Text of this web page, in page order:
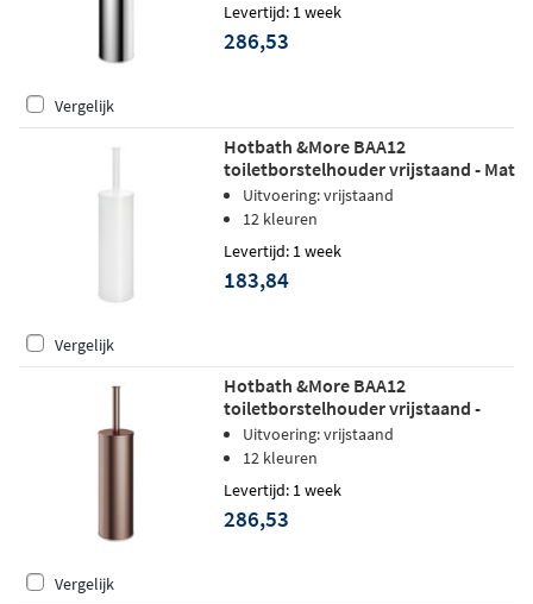
Levertijd: 1 week
286,53
Vergelijk
Hotbath &More BAA12
toiletborstelhouder vrijstaand - Mat
witUitvoering: vrijstaand
12 kleuren
Levertijd: 1 week
183,84
Vergelijk
Hotbath &More BAA12
toiletborstelhouder vrijstaand -
Geborsteld koper PVD
Uitvoering: vrijstaand
12 kleuren
Levertijd: 1 week
286,53
Vergelijk